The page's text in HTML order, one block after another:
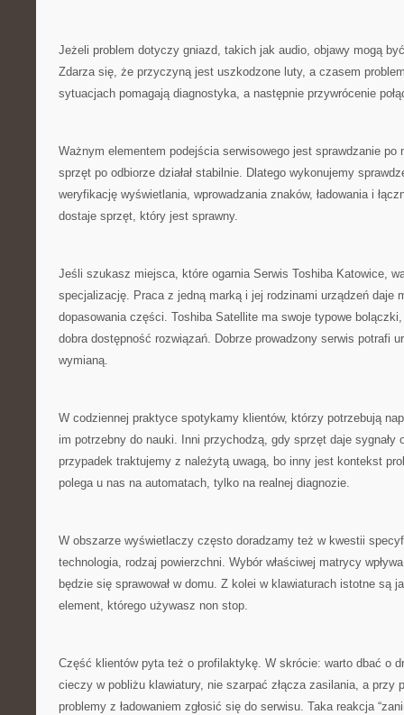
Jeżeli problem dotyczy gniazd, takich jak audio, objawy mogą
Zdarza się, że przyczyną jest uszkodzone luty, a czasem
sytuacjach pomagają diagnostyka, a następnie przywrócenie
Ważnym elementem podejścia serwisowego jest sprawdzanie po
sprzęt po odbiorze działał stabilnie. Dlatego wykonujemy
weryfikację wyświetlania, wprowadzania znaków, ładowania i
dostaje sprzęt, który jest sprawny.
Jeśli szukasz miejsca, które ogarnia Serwis Toshiba Katowice,
specjalizację. Praca z jedną marką i jej rodzinami urządzeń daje
dopasowania części. Toshiba Satellite ma swoje typowe
dobra dostępność rozwiązań. Dobrze prowadzony serwis potrafi
wymianą.
W codziennej praktyce spotykamy klientów, którzy potrzebują
im potrzebny do nauki. Inni przychodzą, gdy sprzęt daje sygnały
przypadek traktujemy z należytą uwagą, bo inny jest kontekst
polega u nas na automatach, tylko na realnej diagnozie.
W obszarze wyświetlaczy często doradzamy też w kwestii
technologia, rodzaj powierzchni. Wybór właściwej matrycy
będzie się sprawował w domu. Z kolei w klawiaturach istotne są
element, którego używasz non stop.
Część klientów pyta też o profilaktykę. W skrócie: warto dbać o
cieczy w pobliżu klawiatury, nie szarpać złącza zasilania, a przy
problemy z ładowaniem zgłosić się do serwisu. Taka reakcja